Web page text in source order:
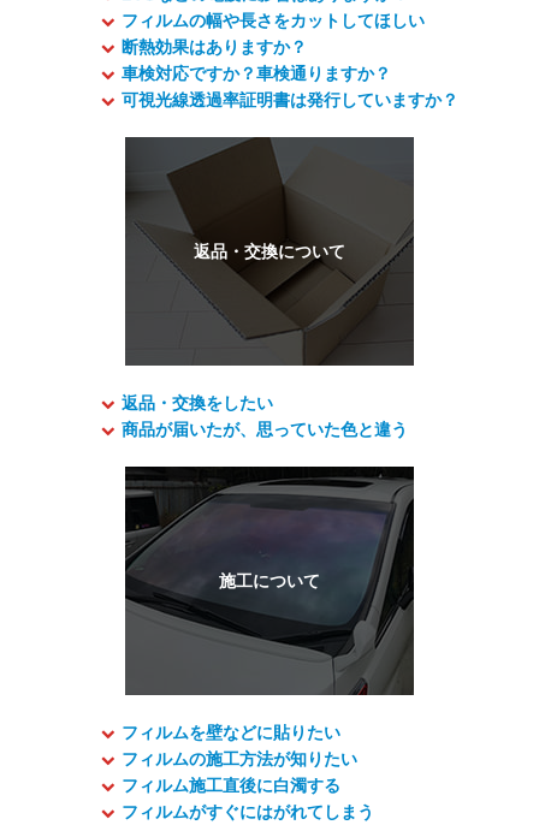
フィルムの幅や長さをカットしてほしい
断熱効果はありますか？
車検対応ですか？車検通りますか？
可視光線透過率証明書は発行していますか？
返品・交換をしたい
商品が届いたが、思っていた色と違う
フィルムを壁などに貼りたい
フィルムの施工方法が知りたい
フィルム施工直後に白濁する
フィルムがすぐにはがれてしまう